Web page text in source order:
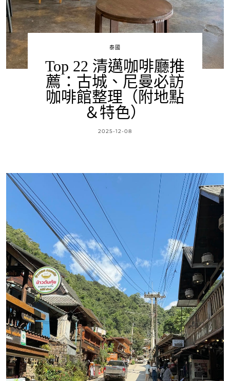
泰國
Top 22 清邁咖啡廳推
薦：古城、尼曼必訪
咖啡館整理（附地點
＆特色）
2025-12-08